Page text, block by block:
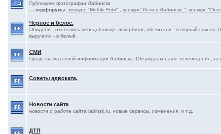
Публикуем фотографии Лабинска
— подфорумы: конкурс "Mobile Foto". конкурс"Лето в Лабинске." конкурс
Черное и белое.
Обидели , отнеслись неподобающе, оскорбили, обсчитали - в черный список.
выручили - в белый.
СМИ
Средства массовой информации Лабинска. Обсуждаем наше телевидение,
Советы адвоката.
Новости сайта
новости о работе сайта labinsk.ru, новые сервисы, изменения, и т.д.
ДТП